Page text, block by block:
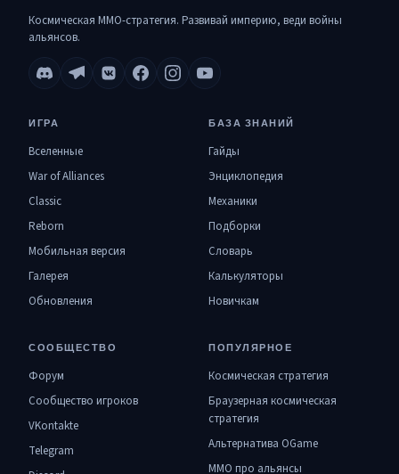
Космическая MMO-стратегия. Развивай империю, веди войны
альянсов.
ИГРА
Вселенные
War of Alliances
Classic
Reborn
Мобильная версия
Галерея
Обновления
БАЗА ЗНАНИЙ
Гайды
Энциклопедия
Механики
Подборки
Словарь
Калькуляторы
Новичкам
СООБЩЕСТВО
Форум
Сообщество игроков
VKontakte
Telegram
ПОПУЛЯРНОЕ
Космическая стратегия
Браузерная космическая
стратегия
Альтернатива OGame
MMO про альянсы